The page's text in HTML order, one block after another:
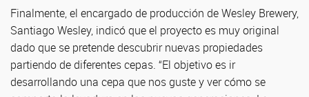
Finalmente, el encargado de producción de Wesley Brewery,
Santiago Wesley, indicó que el proyecto es muy original
dado que se pretende descubrir nuevas propiedades
partiendo de diferentes cepas. “El objetivo es ir
desarrollando una cepa que nos guste y ver cómo se